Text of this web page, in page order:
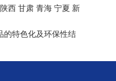
陕西 甘肃 青海 宁夏 新
的特色化及环保性结